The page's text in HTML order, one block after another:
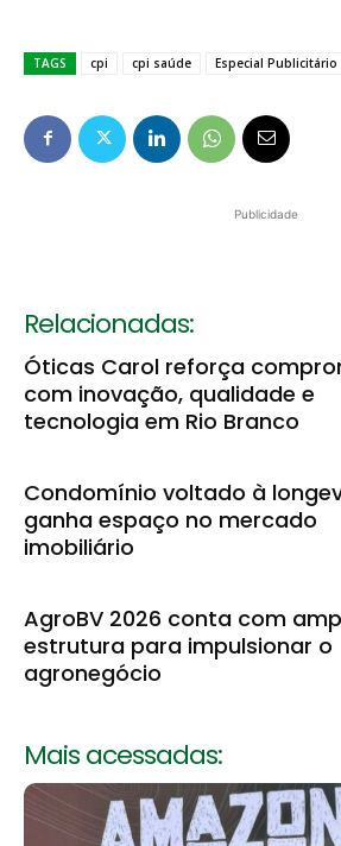
TAGS cpi cpi saúde Especial Publicitário
Publicidade
Relacionadas:
Óticas Carol reforça
com inovação, qualidade e
tecnologia em Rio Branco
Condomínio voltado à
ganha espaço no mercado
imobiliário
AgroBV 2026 conta com
estrutura para impulsionar o
agronegócio
Mais acessadas: